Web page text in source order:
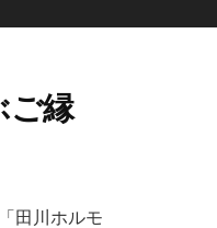
ご縁
田川ホルモ